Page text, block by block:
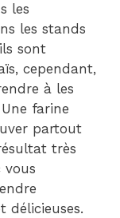
les
les stands
sont
cependant,
à les
farine
partout
très
vous
délicieuses.